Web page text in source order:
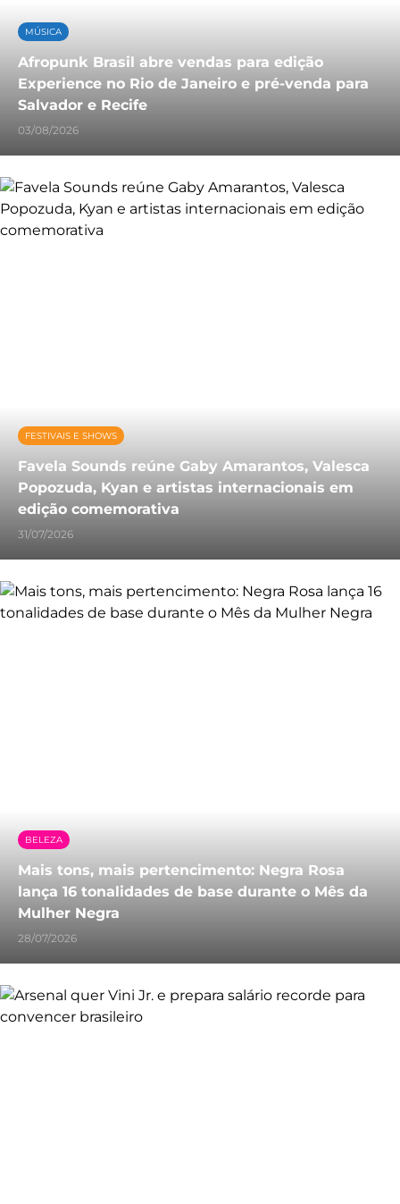
MÚSICA
Afropunk Brasil abre vendas para edição
Experience no Rio de Janeiro e pré-venda para
Salvador e Recife
03/08/2026
FESTIVAIS E SHOWS
Favela Sounds reúne Gaby Amarantos, Valesca
Popozuda, Kyan e artistas internacionais em
edição comemorativa
31/07/2026
BELEZA
Mais tons, mais pertencimento: Negra Rosa
lança 16 tonalidades de base durante o Mês da
Mulher Negra
28/07/2026